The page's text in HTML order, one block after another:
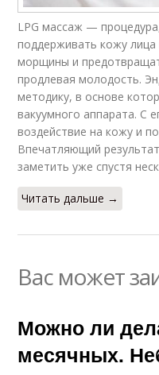
LPG массаж —
поддерживать кожу лица
морщины и
продлевая молодость.
методику, в основе
вакуумного аппарата. С
воздействие на кожу и
Впечатляющий
заметить уже спустя
Читать дальше →
Вас может
Можно ли
месячных.